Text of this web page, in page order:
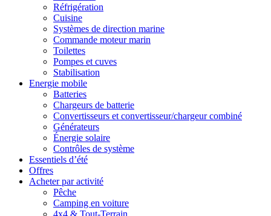
Réfrigération
Cuisine
Systèmes de direction marine
Commande moteur marin
Toilettes
Pompes et cuves
Stabilisation
Energie mobile
Batteries
Chargeurs de batterie
Convertisseurs et convertisseur/chargeur combiné
Générateurs
Énergie solaire
Contrôles de système
Essentiels d’été
Offres
Acheter par activité
Pêche
Camping en voiture